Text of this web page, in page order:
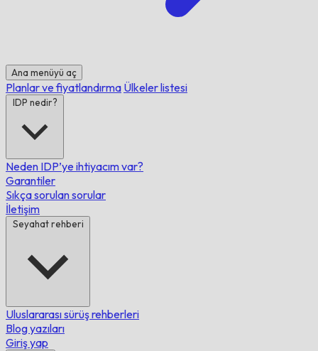
Ana menüyü aç
Planlar ve fiyatlandırma Ülkeler listesi
IDP nedir?
Neden IDP’ye ihtiyacım var?
Garantiler
Sıkça sorulan sorular
İletişim
Seyahat rehberi
Uluslararası sürüş rehberleri
Blog yazıları
Giriş yap